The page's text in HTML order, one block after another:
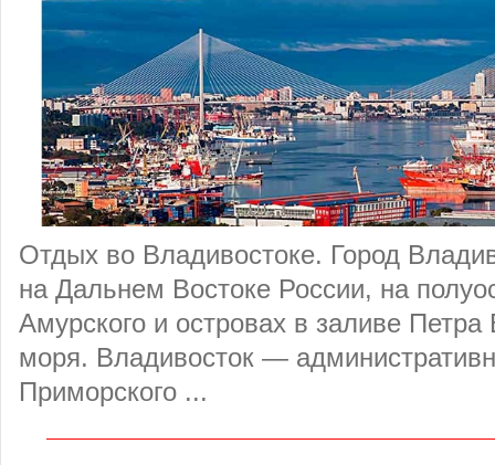
Отдых во Владивостоке. Город
на Дальнем Востоке России, на
Амурского и островах в заливе Петра
моря. Владивосток —
Приморского ...